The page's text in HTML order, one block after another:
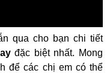
qua cho bạn chi tiết
đặc biệt nhất. Mong
để các chị em có thể